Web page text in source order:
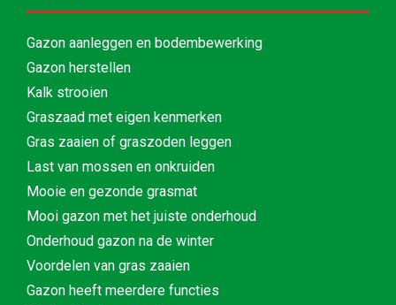
Gazon aanleggen en bodembewerking
Gazon herstellen
Kalk strooien
Graszaad met eigen kenmerken
Gras zaaien of graszoden leggen
Last van mossen en onkruiden
Mooie en gezonde grasmat
Mooi gazon met het juiste onderhoud
Onderhoud gazon na de winter
Voordelen van gras zaaien
Gazon heeft meerdere functies